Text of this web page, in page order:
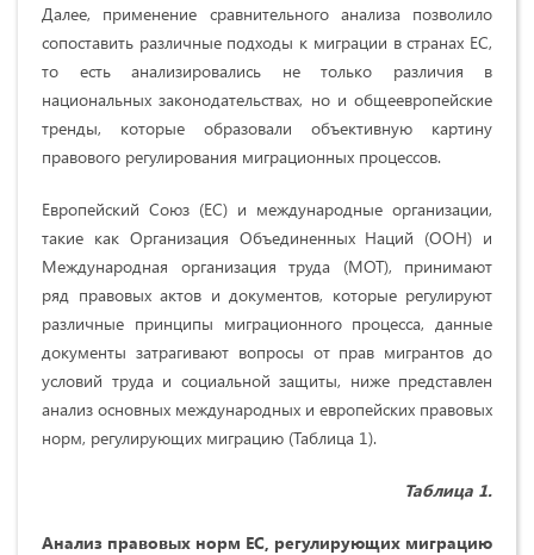
Далее, применение сравнительного анализа позволило
сопоставить различные подходы к миграции в странах ЕС,
то есть анализировались не только различия в
национальных законодательствах, но и общеевропейские
тренды, которые образовали объективную картину
правового регулирования миграционных процессов.
Европейский Союз (ЕС) и международные организации,
такие как Организация Объединенных Наций (ООН) и
Международная организация труда (МОТ), принимают
ряд правовых актов и документов, которые регулируют
различные принципы миграционного процесса, данные
документы затрагивают вопросы от прав мигрантов до
условий труда и социальной защиты, ниже представлен
анализ основных международных и европейских правовых
норм, регулирующих миграцию (Таблица 1).
Таблица 1.
Анализ правовых норм ЕС, регулирующих миграцию